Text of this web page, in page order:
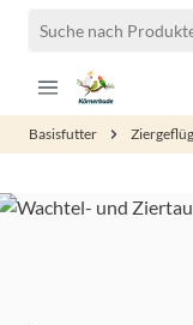
Zum Hauptinhalt
Basisfutter
Bildergalerie